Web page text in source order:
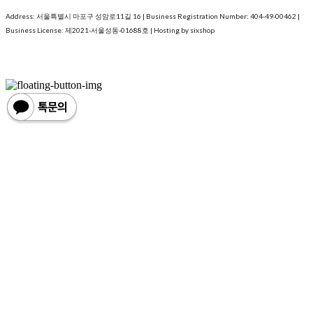
Address: 서울특별시 마포구 성암로11길 16 | Business Registration Number: 404-49-00462 |
Business License: 제2021-서울성동-01688호 | Hosting by sixshop